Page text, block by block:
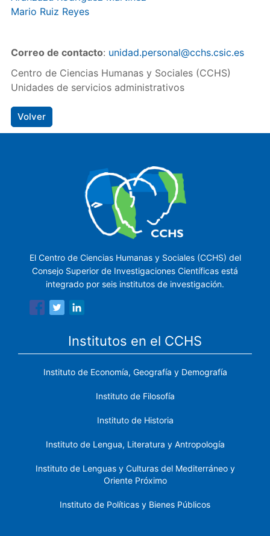
Mario Ruiz Reyes
Correo de contacto: unidad.personal@cchs.csic.es
Centro de Ciencias Humanas y Sociales (CCHS)
Unidades de servicios administrativos
Volver
El Centro de Ciencias Humanas y Sociales (CCHS) del
Consejo Superior de Investigaciones Científicas está
integrado por seis institutos de investigación.
Institutos en el CCHS
Instituto de Economía, Geografía y Demografía
Instituto de Filosofía
Instituto de Historia
Instituto de Lengua, Literatura y Antropología
Instituto de Lenguas y Culturas del Mediterráneo y
Oriente Próximo
Instituto de Políticas y Bienes Públicos